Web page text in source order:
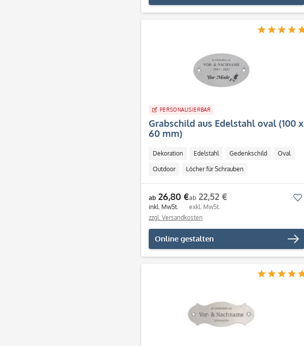
PERSONALISIERBAR
Grabschild aus Edelstahl oval (100 x
60 mm)
Dekoration Edelstahl Gedenkschild Oval
Outdoor Löcher für Schrauben
ab 26,80 €
inkl. MwSt.
ab 22,52 €
exkl. MwSt.
zzgl. Versandkosten
Online gestalten